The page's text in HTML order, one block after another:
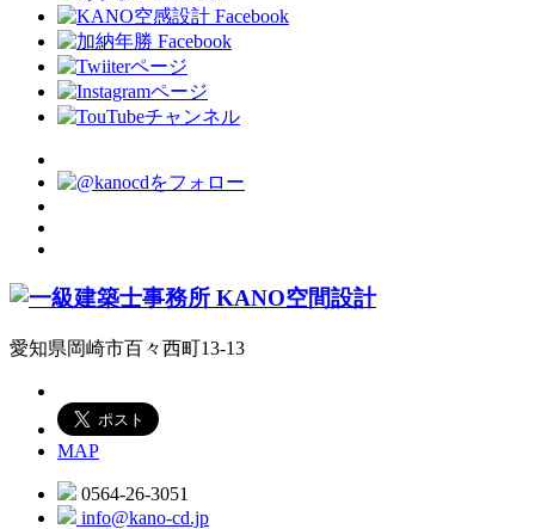
愛知県岡崎市百々西町13-13
MAP
0564-26-3051
info@kano-cd.jp